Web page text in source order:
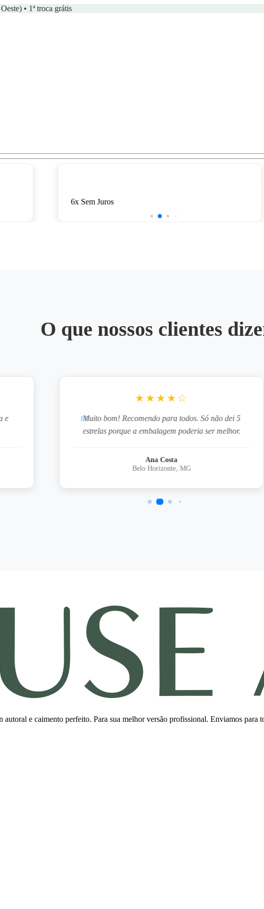
• 1ª troca grátis
6x Sem Juros
O que nossos clientes
e
★★★★☆
Muito bom! Recomendo para todos. Só não dei 5
estrelas porque a embalagem poderia ser melhor.
Ana Costa
Belo Horizonte, MG
e caimento perfeito. Para sua melhor versão profissional. Enviamos para